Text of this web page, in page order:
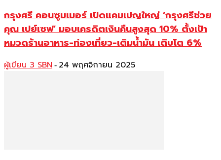
กรุงศรี คอนซูมเมอร์ เปิดแคมเปญใหญ่ ‘กรุงศรีช่วย
คุณ เปย์เซฟ’ มอบเครดิตเงินคืนสูงสุด 10% ตั้งเป้า
หมวดร้านอาหาร-ท่องเที่ยว-เติมน้ำมัน เติบโต 6%
ผู้เขียน 3 SBN - 24 พฤศจิกายน 2025